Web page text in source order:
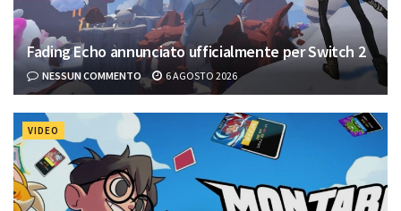
Fading Echo annunciato ufficialmente per Switch 2
NESSUN COMMENTO 6 AGOSTO 2026
VIDEO